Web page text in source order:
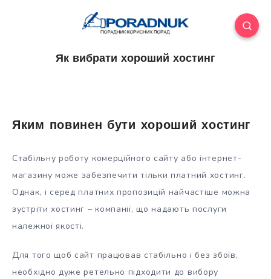
Як вибрати хороший хостинг
Яким повинен бути хороший хостинг
Стабільну роботу комерційного сайту або інтернет-
магазину може забезпечити тільки платний хостинг.
Однак, і серед платних пропозицій найчастіше можна
зустріти хостинг – компанії, що надають послуги
належної якості.
Для того щоб сайт працював стабільно і без збоїв,
необхідно дуже ретельно підходити до вибору